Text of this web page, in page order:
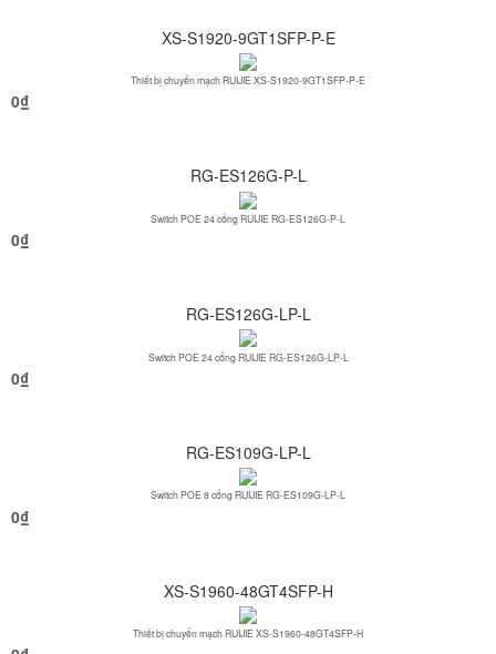
XS-S1920-9GT1SFP-P-E
Thiết bị chuyển mạch RUIJIE XS-S1920-9GT1SFP-P-E
0₫
RG-ES126G-P-L
Switch POE 24 cổng RUIJIE RG-ES126G-P-L
0₫
RG-ES126G-LP-L
Switch POE 24 cổng RUIJIE RG-ES126G-LP-L
0₫
RG-ES109G-LP-L
Switch POE 8 cổng RUIJIE RG-ES109G-LP-L
0₫
XS-S1960-48GT4SFP-H
Thiết bị chuyển mạch RUIJIE XS-S1960-48GT4SFP-H